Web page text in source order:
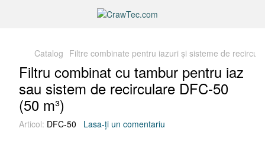
Catalog Filtre combinate pentru iazuri și sisteme de
Filtru combinat cu tambur pentru iaz
sau sistem de recirculare DFC-50
(50 m³)
Articol: DFC-50 Lasa-ți un comentariu